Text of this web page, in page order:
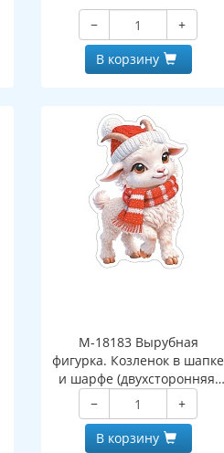
−
+
В корзину
М-18183 Вырубная
фигурка. Козленок в шапке
и шарфе (двухсторонняя,
ВД-лак)
−
+
В корзину